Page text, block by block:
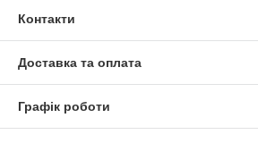
Контакти
Доставка та оплата
Графік роботи